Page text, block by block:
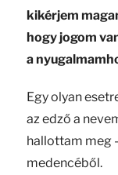
kikérjem
hogy jogom
a
Egy olyan
az edző a
hallottam meg
medencéből.